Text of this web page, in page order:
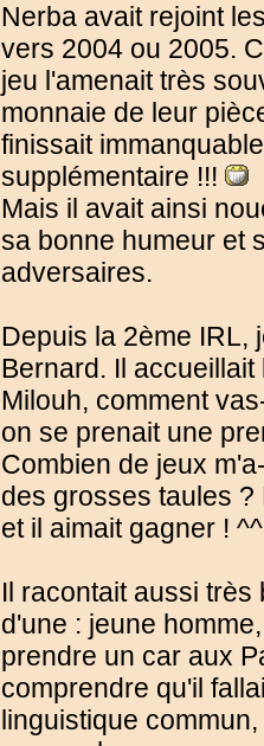
Nerba avait rejoint
vers 2004 ou 2005.
jeu l'amenait très
monnaie de leur
finissait
supplémentaire !!!
Mais il avait ainsi
sa bonne humeur et
adversaires.
Depuis la 2ème IRL,
Bernard. Il
Milouh, comment
on se prenait une
Combien de jeux
des grosses taules ?
et il aimait gagner ! ^^
Il racontait aussi
d'une : jeune
prendre un car aux
comprendre qu'il
linguistique